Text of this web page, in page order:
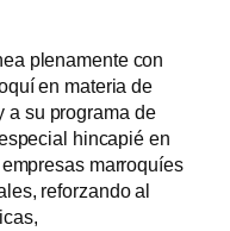
plenamente con
en materia de
a su programa de
hincapié en
marroquíes
reforzando al